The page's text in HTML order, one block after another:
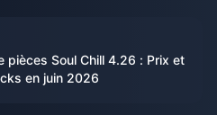
pièces Soul Chill 4.26 : Prix et
en juin 2026